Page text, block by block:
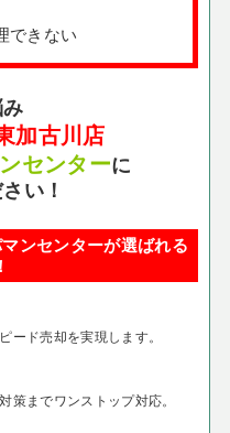
できない
加古川店
センターに
い！
ンセンターが選ばれる
ード売却を実現します。
策までワンストップ対応。